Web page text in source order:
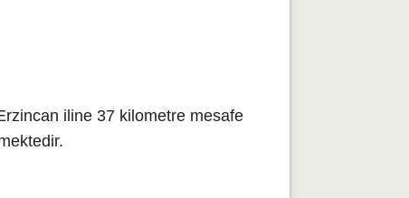
iline 37 kilometre mesafe